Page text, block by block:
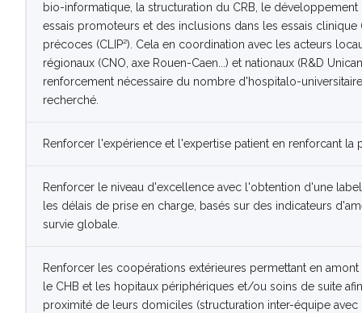
bio-informatique, la structuration du CRB, le
essais promoteurs et des inclusions dans les essais
précoces (CLIP²). Cela en coordination avec les acteurs
régionaux (CNO, axe Rouen-Caen...) et nationaux (R&D
renforcement nécessaire du nombre d'hospitalo-
recherché.
Renforcer l'expérience et l'expertise patient en renforcant la
Renforcer le niveau d'excellence avec l'obtention d'une
les délais de prise en charge, basés sur des indicateurs
survie globale.
Renforcer les coopérations extérieures permettant en
le CHB et les hopitaux périphériques et/ou soins de suite
proximité de leurs domiciles (structuration inter-équipe avec